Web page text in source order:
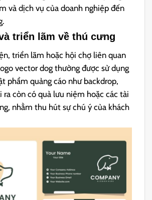
và dịch vụ của doanh nghiệp đến
triển lãm về thú cưng
triển lãm hoặc hội chợ liên quan
vector dog thường được sử dụng
phẩm quảng cáo như backdrop,
ra còn có quà lưu niệm hoặc các tài
nhằm thu hút sự chú ý của khách